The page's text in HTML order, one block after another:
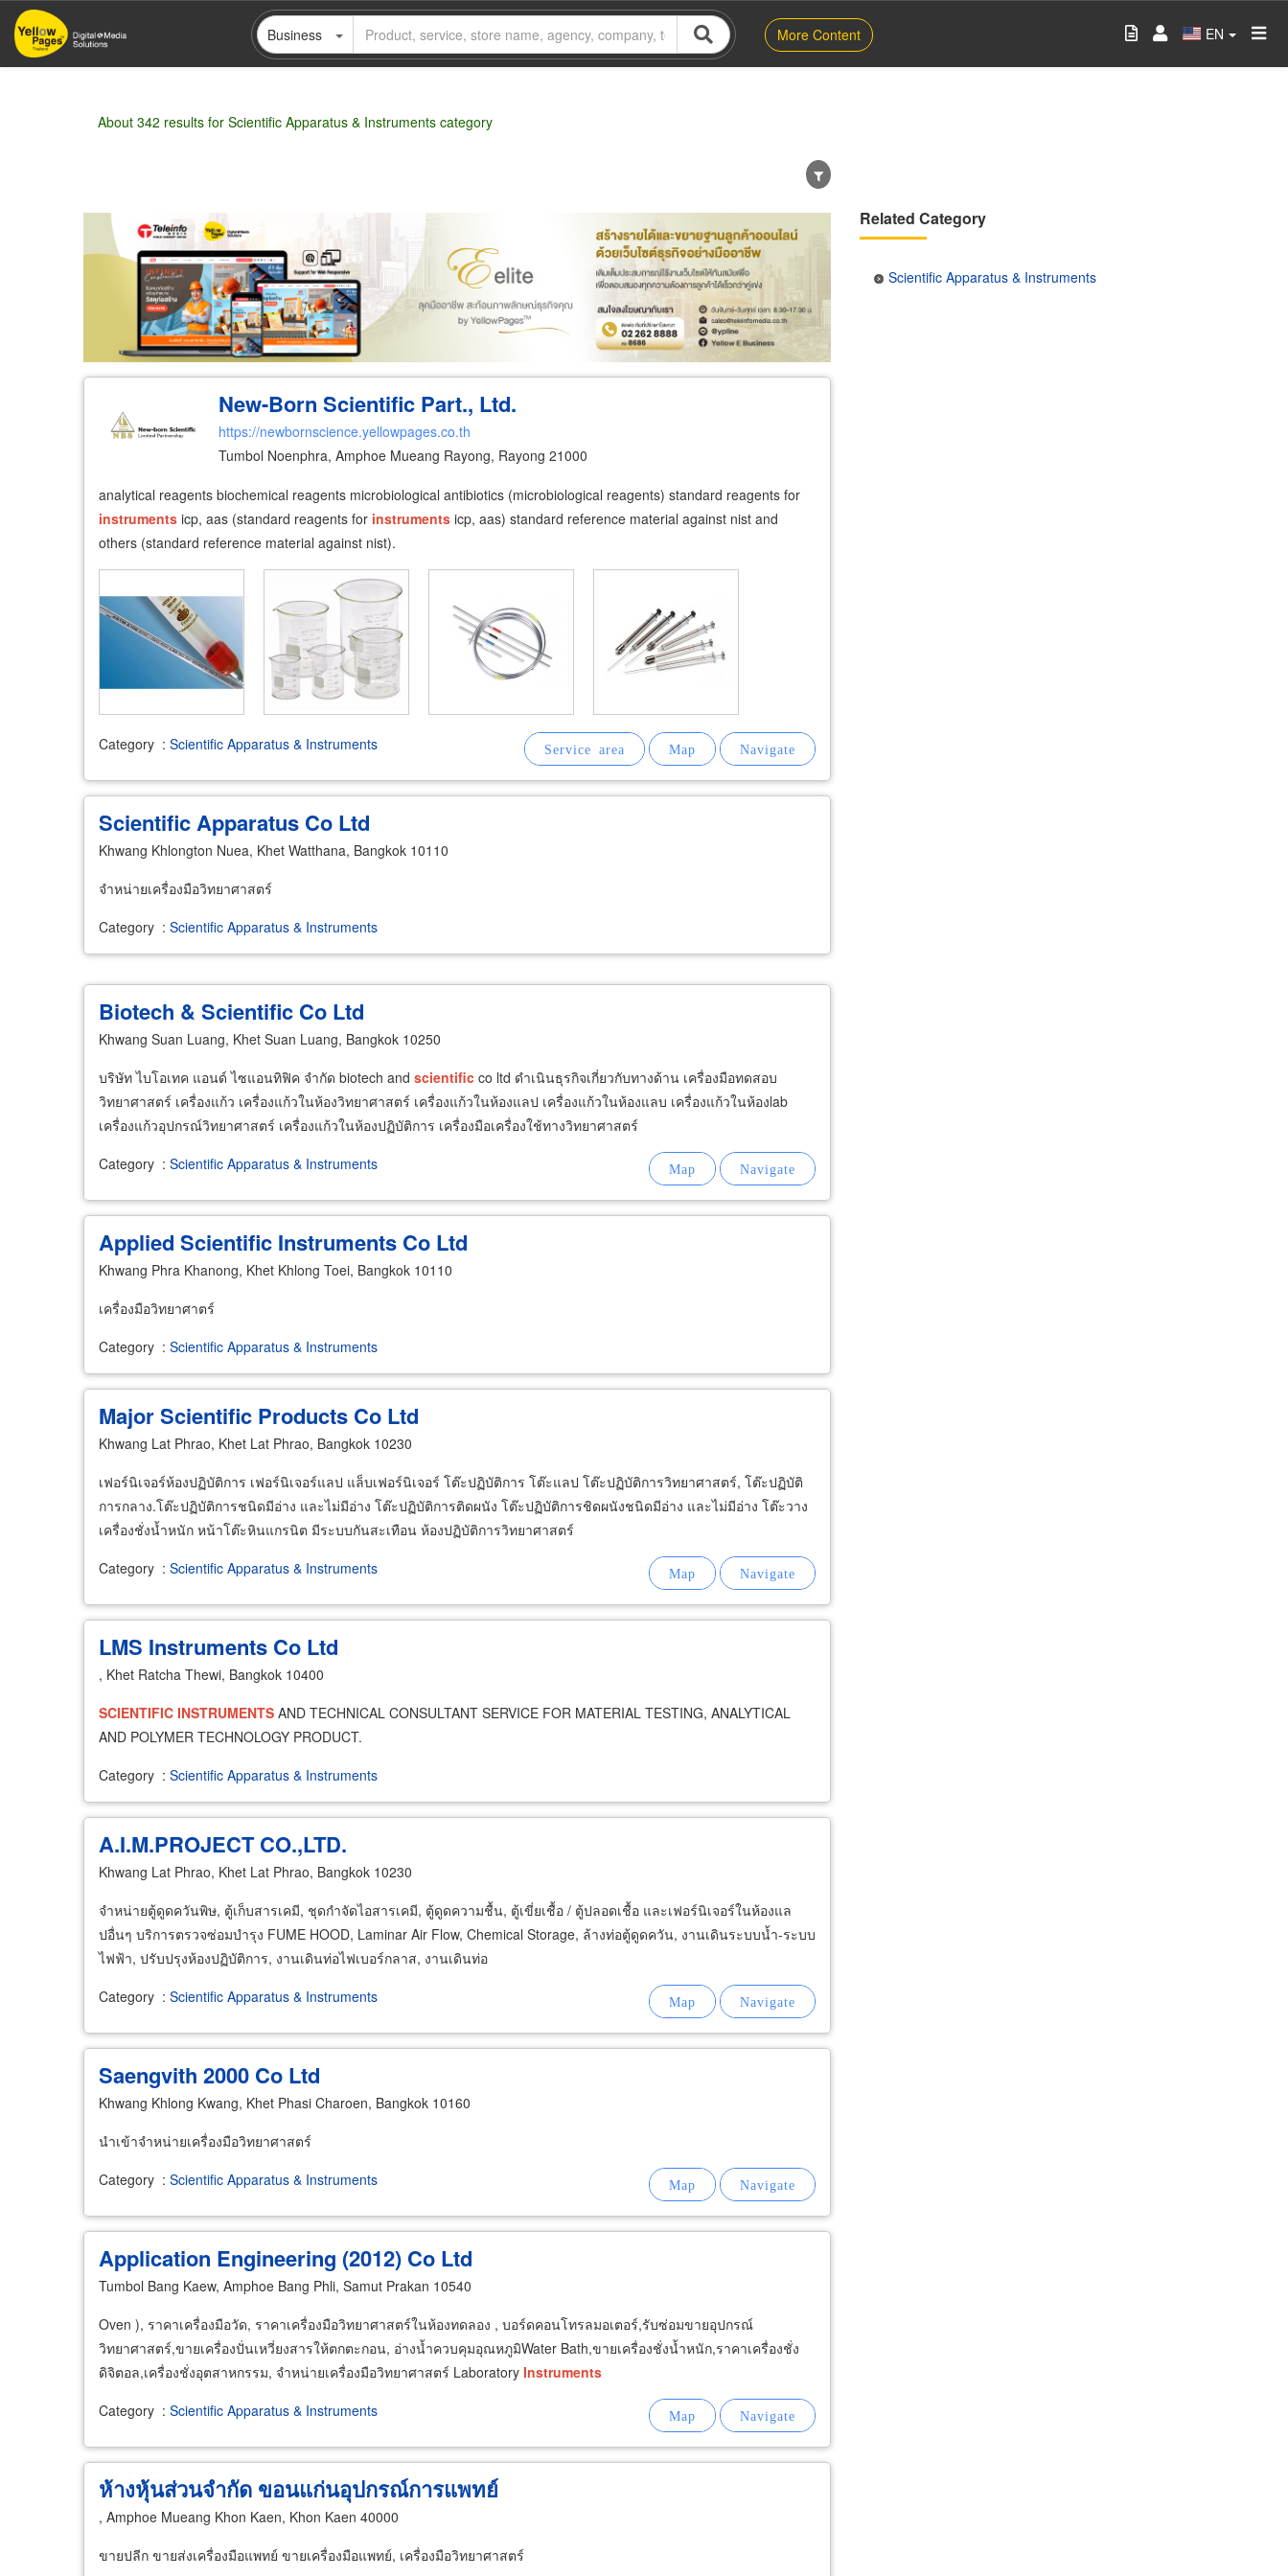
Skip
main
Business More Content EN
About 342 results for Scientific Apparatus & Instruments category
Wholesale Retail Manufacturer Dealer Exporter/Importer Service Business
New-Born Scientific Part., Ltd.
https://newbornscience.yellowpages.co.th
Tumbol Noenphra, Amphoe Mueang Rayong, Rayong 21000
analytical reagents biochemical reagents microbiological antibiotics (microbiological reagents) standard reagents for
instruments icp, aas (standard reagents for instruments icp, aas) standard reference material against nist and
others (standard reference material against nist).
Category : Scientific Apparatus & Instruments
Scientific Apparatus Co Ltd
Khwang Khlongton Nuea, Khet Watthana, Bangkok 10110
จำหน่ายเครื่องมือวิทยาศาสตร์
Category : Scientific Apparatus & Instruments
Biotech & Scientific Co Ltd
Khwang Suan Luang, Khet Suan Luang, Bangkok 10250
บริษัท ไบโอเทค แอนด์ ไซแอนทิฟิค จำกัด biotech and scientific co ltd ดำเนินธุรกิจเกี่ยวกับทางด้าน เครื่องมือทดสอบ
วิทยาศาสตร์ เครื่องแก้ว เครื่องแก้วในห้องวิทยาศาสตร์ เครื่องแก้วในห้องแลป เครื่องแก้วในห้องแลบ เครื่องแก้วในห้องlab
เครื่องแก้วอุปกรณ์วิทยาศาสตร์ เครื่องแก้วในห้องปฏิบัติการ เครื่องมือเครื่องใช้ทางวิทยาศาสตร์
Category : Scientific Apparatus & Instruments
Applied Scientific Instruments Co Ltd
Khwang Phra Khanong, Khet Khlong Toei, Bangkok 10110
เครื่องมือวิทยาศาตร์
Category : Scientific Apparatus & Instruments
Major Scientific Products Co Ltd
Khwang Lat Phrao, Khet Lat Phrao, Bangkok 10230
เฟอร์นิเจอร์ห้องปฏิบัติการ เฟอร์นิเจอร์แลป แล็บเฟอร์นิเจอร์ โต๊ะปฏิบัติการ โต๊ะแลป โต๊ะปฏิบัติการวิทยาศาสตร์, โต๊ะปฏิบัติ
การกลาง.โต๊ะปฏิบัติการชนิดมีอ่าง และไม่มีอ่าง โต๊ะปฏิบัติการติดผนัง โต๊ะปฏิบัติการชิดผนังชนิดมีอ่าง และไม่มีอ่าง โต๊ะวาง
เครื่องชั่งน้ำหนัก หน้าโต๊ะหินแกรนิต มีระบบกันสะเทือน ห้องปฏิบัติการวิทยาศาสตร์
Category : Scientific Apparatus & Instruments
LMS Instruments Co Ltd
, Khet Ratcha Thewi, Bangkok 10400
SCIENTIFIC INSTRUMENTS AND TECHNICAL CONSULTANT SERVICE FOR MATERIAL TESTING, ANALYTICAL
AND POLYMER TECHNOLOGY PRODUCT.
Category : Scientific Apparatus & Instruments
A.I.M.PROJECT CO.,LTD.
Khwang Lat Phrao, Khet Lat Phrao, Bangkok 10230
จำหน่ายตู้ดูดควันพิษ, ตู้เก็บสารเคมี, ชุดกำจัดไอสารเคมี, ตู้ดูดความชื้น, ตู้เขี่ยเชื้อ / ตู้ปลอดเชื้อ และเฟอร์นิเจอร์ในห้องแล
ปอื่นๆ บริการตรวจซ่อมบำรุง FUME HOOD, Laminar Air Flow, Chemical Storage, ล้างท่อตู้ดูดควัน, งานเดินระบบน้ำ-ระบบ
ไฟฟ้า, ปรับปรุงห้องปฏิบัติการ, งานเดินท่อไฟเบอร์กลาส, งานเดินท่อ
Category : Scientific Apparatus & Instruments
Saengvith 2000 Co Ltd
Khwang Khlong Kwang, Khet Phasi Charoen, Bangkok 10160
นำเข้าจำหน่ายเครื่องมือวิทยาศาสตร์
Category : Scientific Apparatus & Instruments
Application Engineering (2012) Co Ltd
Tumbol Bang Kaew, Amphoe Bang Phli, Samut Prakan 10540
Oven ), ราคาเครื่องมือวัด, ราคาเครื่องมือวิทยาศาสตร์ในห้องทดลอง , บอร์ดคอนโทรลมอเตอร์,รับซ่อมขายอุปกรณ์
วิทยาศาสตร์,ขายเครื่องปั่นเหวี่ยงสารให้ตกตะกอน, อ่างน้ำควบคุมอุณหภูมิWater Bath,ขายเครื่องชั่งน้ำหนัก,ราคาเครื่องชั่ง
ดิจิตอล,เครื่องชั่งอุตสาหกรรม, จำหน่ายเครื่องมือวิทยาศาสตร์ Laboratory Instruments
Category : Scientific Apparatus & Instruments
ห้างหุ้นส่วนจำกัด ขอนแก่นอุปกรณ์การแพทย์
, Amphoe Mueang Khon Kaen, Khon Kaen 40000
ขายปลีก ขายส่งเครื่องมือแพทย์ ขายเครื่องมือแพทย์, เครื่องมือวิทยาศาสตร์
Related Category
Scientific Apparatus & Instruments